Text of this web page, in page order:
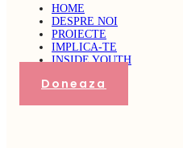
HOME
DESPRE NOI
PROIECTE
IMPLICA-TE
INSIDE YOUTH
Doneaza